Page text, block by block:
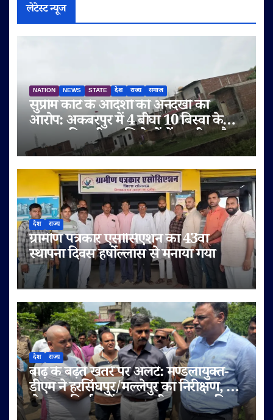
लेटेस्ट न्यूज
NATION NEWS STATE देश राज्य समाज
सुप्रीम कोर्ट के आदेशों की अनदेखी का
आरोप: अकबरपुर में 4 बीघा 10 बिस्वा के
तालाब की जमीन अभिलेखों में बदली, अवैध
प्लॉटिंग का भी दावा
देश राज्य
ग्रामीण पत्रकार एसोसिएशन का 43वां
स्थापना दिवस हर्षोल्लास से मनाया गया
देश राज्य
बाढ़ के बढ़ते खतरे पर अलर्ट: मण्डलायुक्त-
डीएम ने हरसिंघपुर/मल्लेपुर का निरीक्षण, 6
लेन पुल निर्माण में लापरवाही पर FIR की